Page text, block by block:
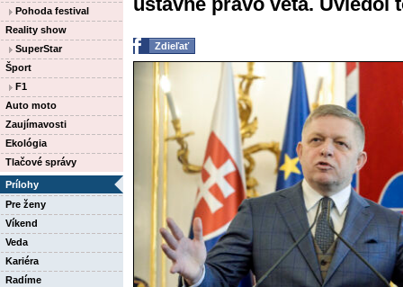
Pohoda festival
Reality show
SuperStar
Šport
F1
Auto moto
Zaujímavosti
Ekológia
Tlačové správy
Prílohy
Pre ženy
Víkend
Veda
Kariéra
Radíme
Zdieľať